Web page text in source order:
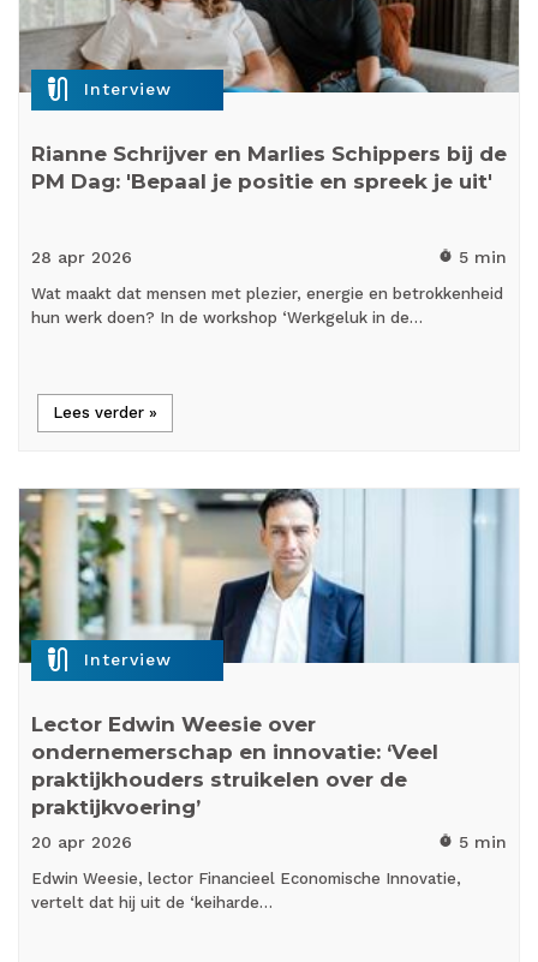
mic_external_on Interview
Rianne Schrijver en Marlies Schippers bij de
PM Dag: 'Bepaal je positie en spreek je uit'
28 apr 2026 timer 5 min
Wat maakt dat mensen met plezier, energie en betrokkenheid
hun werk doen? In de workshop ‘Werkgeluk in de…
Lees verder »
mic_external_on Interview
Lector Edwin Weesie over
ondernemerschap en innovatie: ‘Veel
praktijkhouders struikelen over de
praktijkvoering’
20 apr 2026 timer 5 min
Edwin Weesie, lector Financieel Economische Innovatie,
vertelt dat hij uit de ‘keiharde…